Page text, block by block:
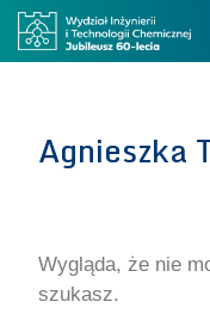
Agnieszka
Wygląda, że nie
szukasz.